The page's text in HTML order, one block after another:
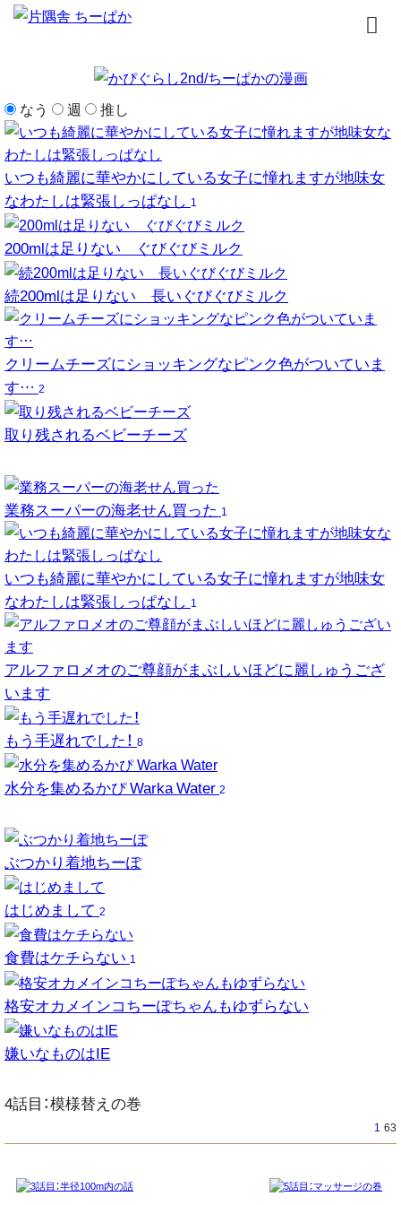
なう 週 推し
いつも綺麗に華やかにしている女子に憧れますが地味女
なわたしは緊張しっぱなし 1
200mlは足りない ぐびぐびミルク
続200mlは足りない 長いぐびぐびミルク
クリームチーズにショッキングなピンク色がついていま
す… 2
取り残されるベビーチーズ
業務スーパーの海老せん買った 1
いつも綺麗に華やかにしている女子に憧れますが地味女
なわたしは緊張しっぱなし 1
アルファロメオのご尊顔がまぶしいほどに麗しゅうござ
います
もう手遅れでした！ 8
水分を集めるかぴ Warka Water 2
ぶつかり着地ちーぽ
はじめまして 2
食費はケチらない 1
格安オカメインコちーぽちゃんもゆずらない
嫌いなものはIE
4話目：模様替えの巻
1 63
トップページ
はじめまして
イラスト
お問合せ